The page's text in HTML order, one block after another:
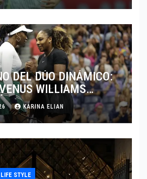
DEL DÚO DINÁMICO:
WILLIAMS
LOS DOBLES EN
2026
KARINA ELIAN
LIFE STYLE